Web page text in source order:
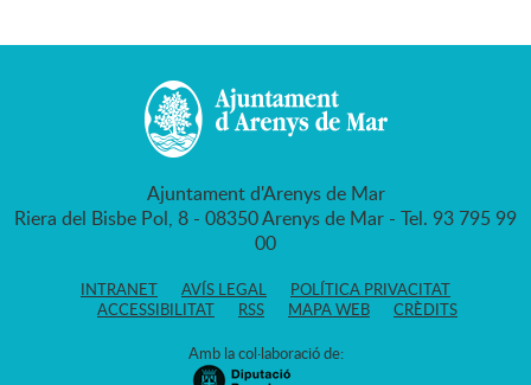
Ajuntament d'Arenys de Mar
Riera del Bisbe Pol, 8 - 08350 Arenys de Mar - Tel. 93 795 99
00
INTRANET AVÍS LEGAL
POLÍTICA PRIVACITAT
ACCESSIBILITAT
RSS MAPA WEB CRÈDITS
Amb la col·laboració de: